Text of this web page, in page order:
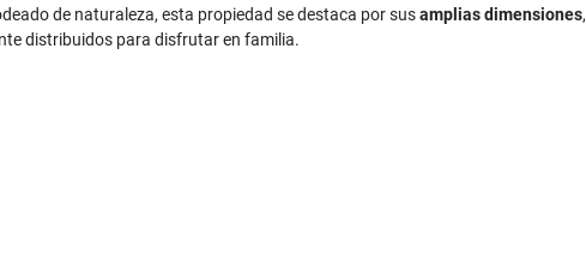
de naturaleza, esta propiedad se destaca por susamplias dimensiones,
distribuidos para disfrutar en familia.